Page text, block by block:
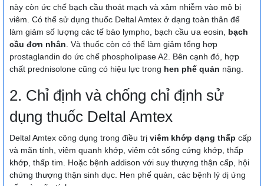
này còn ức chế bạch cầu thoát mạch và xâm nhiễm vào mô bị
viêm. Có thể sử dụng thuốc Deltal Amtex ở dạng toàn thân để
làm giảm số lượng các tế bào lympho, bạch cầu ưa eosin, bạch
cầu đơn nhân. Và thuốc còn có thể làm giảm tổng hợp
prostaglandin do ức chế phospholipase A2. Bên cạnh đó, hợp
chất prednisolone cũng có hiệu lực trong hen phế quản nặng.
2. Chỉ định và chống chỉ định sử
dụng thuốc Deltal Amtex
Deltal Amtex công dụng trong điều trị viêm khớp dạng thấp cấp
và mãn tính, viêm quanh khớp, viêm cột sống cứng khớp, thấp
khớp, thấp tim. Hoặc bệnh addison với suy thượng thận cấp, hội
chứng thượng thận sinh dục. Hen phế quản, các bệnh lý dị ứng